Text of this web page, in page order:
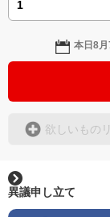
本日8月
欲しいもの
異議申し立て